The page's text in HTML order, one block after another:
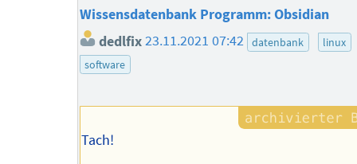
Wissensdatenbank Programm: Obsidian
dedlfix 23.11.2021 07:42 datenbank
linux
software
Tach!